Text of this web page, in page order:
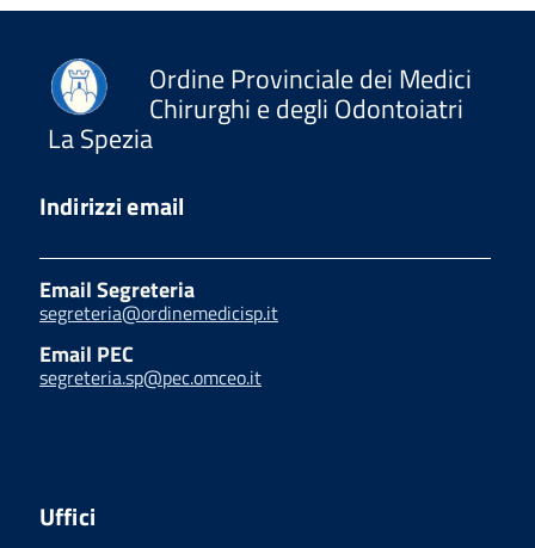
Ordine Provinciale dei Medici
Chirurghi e degli Odontoiatri
La Spezia
Indirizzi email
Email Segreteria
segreteria@ordinemedicisp.it
Email PEC
segreteria.sp@pec.omceo.it
Uffici